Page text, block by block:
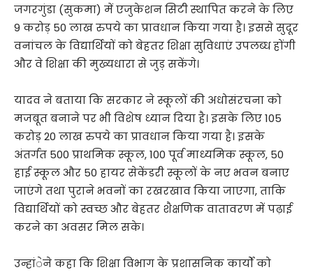
जगरगुंडा (सुकमा) में एजुकेशन सिटी स्थापित करने के लिए
9 करोड़ 50 लाख रुपये का प्रावधान किया गया है। इससे सुदूर
वनांचल के विद्यार्थियों को बेहतर शिक्षा सुविधाएं उपलब्ध होंगी
और वे शिक्षा की मुख्यधारा से जुड़ सकेंगे।
यादव ने बताया कि सरकार ने स्कूलों की अधोसंरचना को
मजबूत बनाने पर भी विशेष ध्यान दिया है। इसके लिए 105
करोड़ 20 लाख रुपये का प्रावधान किया गया है। इसके
अंतर्गत 500 प्राथमिक स्कूल, 100 पूर्व माध्यमिक स्कूल, 50
हाई स्कूल और 50 हायर सेकेंडरी स्कूलों के नए भवन बनाए
जाएंगे तथा पुराने भवनों का रखरखाव किया जाएगा, ताकि
विद्यार्थियों को स्वच्छ और बेहतर शैक्षणिक वातावरण में पढ़ाई
करने का अवसर मिल सके।
उन्हांेने कहा कि शिक्षा विभाग के प्रशासनिक कार्यों को